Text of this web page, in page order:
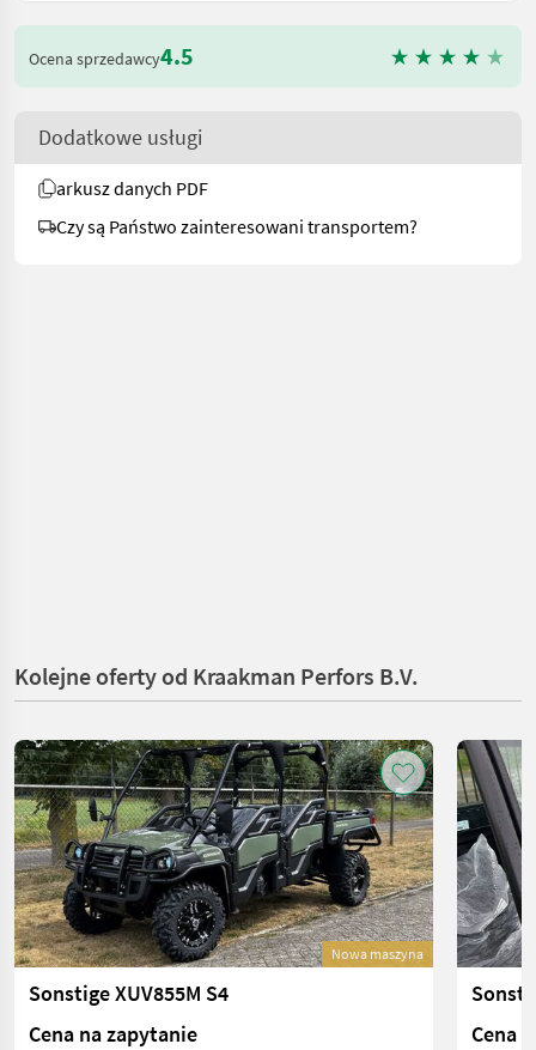
Ocena sprzedawcy4.5
Dodatkowe usługi
arkusz danych PDF
Czy są Państwo zainteresowani transportem?
Kolejne oferty od Kraakman Perfors B.V.
Nowa maszyna
Sonstige XUV855M S4
Cena na zapytanie
Cena